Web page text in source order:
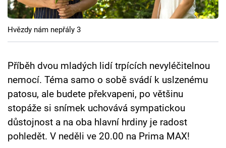
Cool Esport
Pořady
TV Program
Sledujte prima+
Hvězdy nám nepřály 3
Příběh dvou mladých lidí trpících nevyléčitelnou
nemocí. Téma samo o sobě svádí k uslzenému
patosu, ale budete překvapeni, po většinu
stopáže si snímek uchovává sympatickou
důstojnost a na oba hlavní hrdiny je radost
pohledět. V neděli ve 20.00 na Prima MAX!